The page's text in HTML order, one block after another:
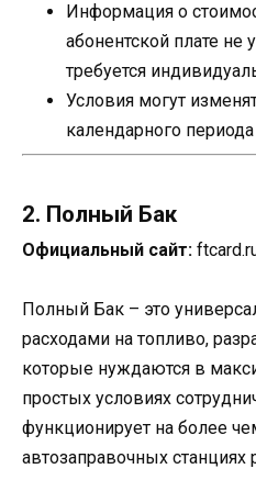
Информация о
абонентской плате не
требуется
Условия могут
календарного периода
2. Полный Бак
Официальный сайт:
Полный Бак – это
расходами на топливо,
которые нуждаются в
простых условиях
функционирует на более
автозаправочных станциях